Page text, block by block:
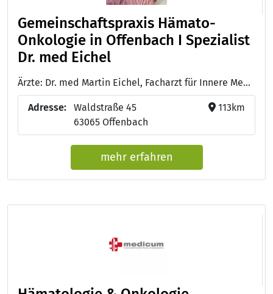
Gemeinschaftspraxis Hämato-
Onkologie in Offenbach I Spezialist
Dr. med Eichel
Ärzte: Dr. med Martin Eichel, Facharzt für Innere Medizin und Hämatologie und Onkologie
Adresse:
Waldstraße 45
63065 Offenbach
113km
mehr erfahren